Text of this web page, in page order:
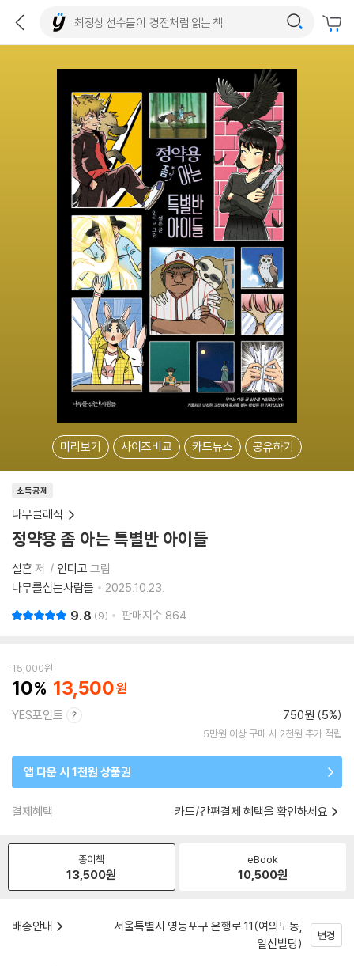
미리보기 사이즈비교 카드뉴스 공유하기
소득공제
나무클래식
정약용 좀 아는 특별반 아이들
설흔 저 인디고 그림
나무를심는사람들
2025.10.23.
9.8 9 판매지수 864
15,000원
10 13,500
YES포인트 750원 (5%)
5만원 이상 구매 시 2천원 추가 적립
앱 다운 시 1천원 상품권
결제혜택 카드/간편결제 혜택을 확인하세요
종이책
13,500원
eBook
10,500원
배송안내
서울특별시 영등포구 은행로 11(여의도동,
일신빌딩)
변경